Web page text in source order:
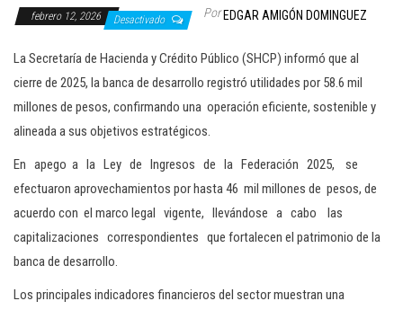
febrero 12, 2026 Desactivado Por EDGAR AMIGÓN DOMINGUEZ
La Secretaría de Hacienda y Crédito Público (SHCP) informó que al
cierre de 2025, la banca de desarrollo registró utilidades por 58.6 mil
millones de pesos, confirmando una operación eficiente, sostenible y
alineada a sus objetivos estratégicos.
En apego a la Ley de Ingresos de la Federación 2025, se
efectuaron aprovechamientos por hasta 46 mil millones de pesos, de
acuerdo con el marco legal vigente, llevándose a cabo las
capitalizaciones correspondientes que fortalecen el patrimonio de la
banca de desarrollo.
Los principales indicadores financieros del sector muestran una